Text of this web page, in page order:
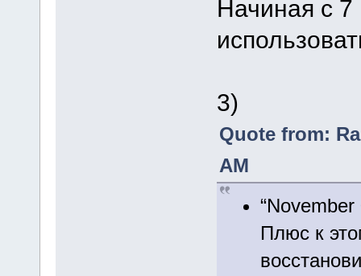
Начиная с
3)
Quote from:
AM
Плюс к